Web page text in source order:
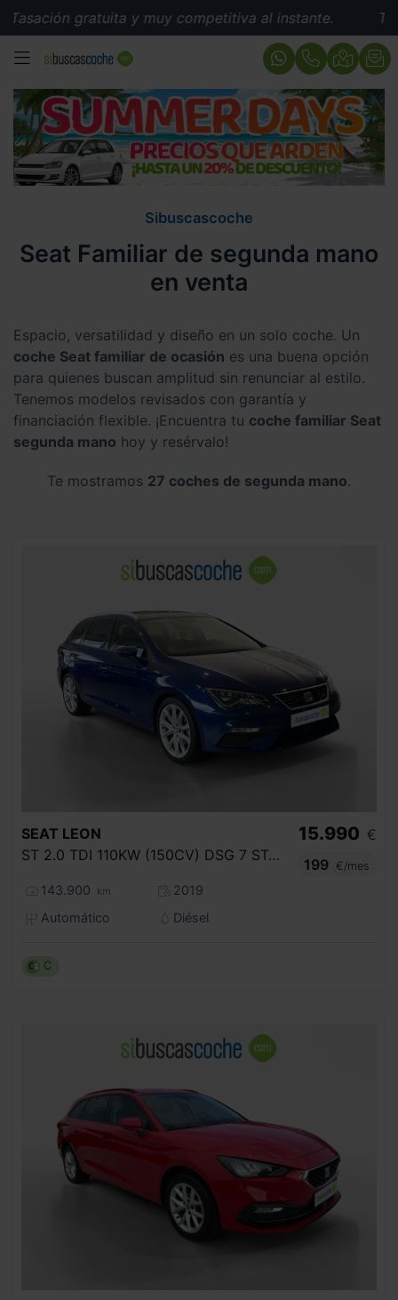
gratuita y muy competitiva al instante. Tasación
MENÚ
Sibuscascoche
Seat Familiar de segunda mano
en venta
Espacio, versatilidad y diseño en un solo coche. Un
coche Seat familiar de ocasión es una buena opción
para quienes buscan amplitud sin renunciar al estilo.
Tenemos modelos revisados con garantía y
financiación flexible. ¡Encuentra tu coche familiar Seat
segunda mano hoy y resérvalo!
Te mostramos 27 coches de segunda mano.
SEAT LEON
ST 2.0 TDI 110KW (150CV) DSG 7 ST&SP FR
143.900 km
2019
Automático
Diésel
15.990 €
199
€/mes
C